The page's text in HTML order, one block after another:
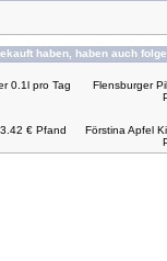
haben, haben auch
0.1l pro Tag
Flensburger
€ Pfand
Förstina Apfel